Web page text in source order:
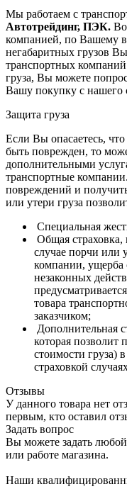
Мы работаем с
Автотрейдинг, ПЭК.
компанией, по Вашему
негабаритных грузов
транспортных
груза, Вы можете
Вашу покупку с нашего
Защита груза
Если Вы опасаетесь,
быть поврежден, то
дополнительными
транспортные
повреждений и
или утери груза
Специальная
Общая
случае порчи или
компании, ущерба
незаконных
товара
заказчиком;
Дополнительная
которая позволит
стоимости груза)
страховкой
Отзывы
У данного товара нет
первым, кто оставил
Задать вопрос
Вы можете задать
или работе магазина.
Наши